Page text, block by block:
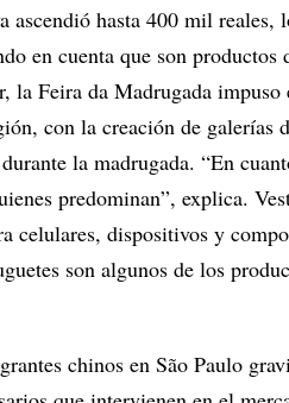
ascendió hasta 400 mil
en cuenta que son productos
la Feira da Madrugada
con la creación de galerías
la madrugada. “En
predominan”, explica.
celulares, dispositivos y
son algunos de los
chinos en São Paulo